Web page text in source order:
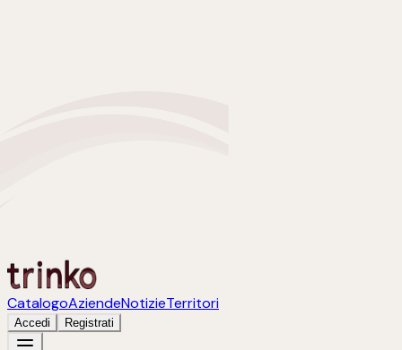
CatalogoAziendeNotizieTerritori
Accedi Registrati